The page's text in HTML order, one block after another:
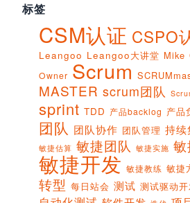
标签
CSM认证 CSPO
Leangoo Leangoo大讲堂 Mike
Owner Scrum
MASTER scrum团队
sprint TDD 产品backlog 产品
团队 团队协作 团队管理 持续
敏捷估算 敏捷团队 敏捷实施
敏捷开发 敏捷教练 敏捷
转型 每日站会 测试 测试驱动